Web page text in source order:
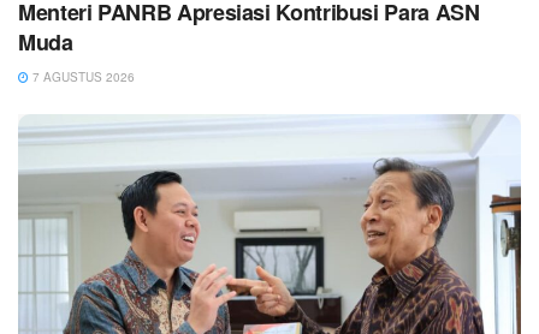
Menteri PANRB Apresiasi Kontribusi Para ASN
Muda
7 AGUSTUS 2026